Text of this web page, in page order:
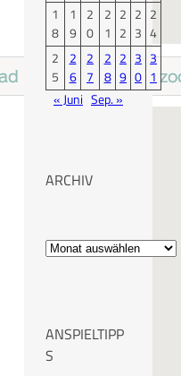
1
8
1
9
2
0
2
1
2
2
2
3
2
4
2
5
2
6
2
7
2
8
2
9
3
0
3
1
« Juni Sep. »
ARCHIV
A
h
ANSPIELTIPP
S